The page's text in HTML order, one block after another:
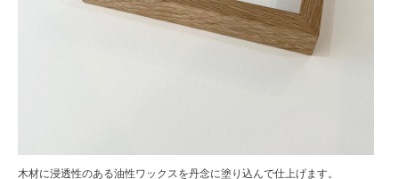
木材に浸透性のある油性ワックスを丹念に塗り込んで仕上げます。